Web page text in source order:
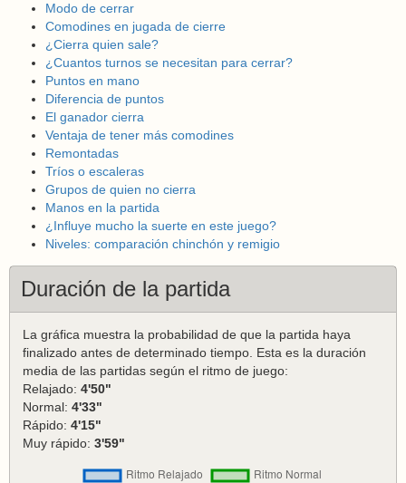
Modo de cerrar
Comodines en jugada de cierre
¿Cierra quien sale?
¿Cuantos turnos se necesitan para cerrar?
Puntos en mano
Diferencia de puntos
El ganador cierra
Ventaja de tener más comodines
Remontadas
Tríos o escaleras
Grupos de quien no cierra
Manos en la partida
¿Influye mucho la suerte en este juego?
Niveles: comparación chinchón y remigio
Duración de la partida
La gráfica muestra la probabilidad de que la partida haya
finalizado antes de determinado tiempo. Esta es la duración
media de las partidas según el ritmo de juego:
Relajado: 4'50"
Normal: 4'33"
Rápido: 4'15"
Muy rápido: 3'59"